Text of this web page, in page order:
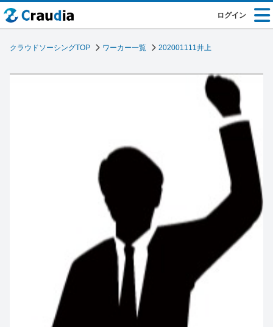
ログイン
クラウドソーシングTOP ワーカー一覧 202001111井上